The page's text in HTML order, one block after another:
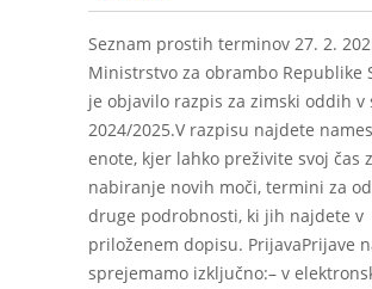
Seznam prostih terminov 27. 2.
Ministrstvo za obrambo Republike
je objavilo razpis za zimski oddih v
2024/2025.V razpisu najdete
enote, kjer lahko preživite svoj čas
nabiranje novih moči, termini za
druge podrobnosti, ki jih najdete v
priloženem dopisu. PrijavaPrijave
sprejemamo izključno:– v